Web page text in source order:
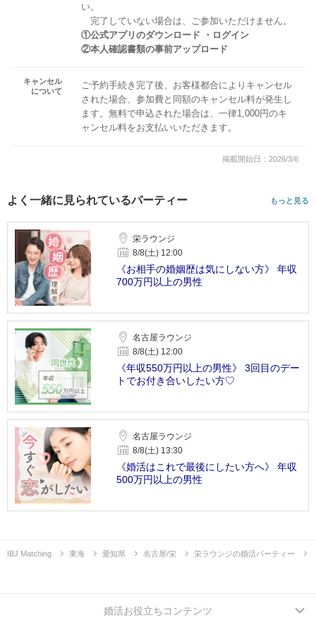
い。
完了していない場合は、ご参加いただけません。
①公式アプリのダウンロード ・ログイン
②本人確認書類の事前アップロード
キャンセル
について
ご予約手続き完了後、お客様都合によりキャンセル
された場合、参加費と同額のキャンセル料が発生し
ます。無料で申込された場合は、一律1,000円のキ
ャンセル料をお支払いいただきます。
掲載開始日：2026/3/6
よく一緒に見られているパーティー もっと見る
栄ラウンジ
8/8(土) 12:00
《お相手の婚姻歴は気にしない方》 年収
700万円以上の男性
名古屋ラウンジ
8/8(土) 12:00
《年収550万円以上の男性》 3回目のデー
トでお付き合いしたい方♡
名古屋ラウンジ
8/8(土) 13:30
《婚活はこれで最後にしたい方へ》 年収
500万円以上の男性
IBJ Matching 東海 愛知県 名古屋/栄 栄ラウンジの婚活パーティー
婚活お役立ちコンテンツ